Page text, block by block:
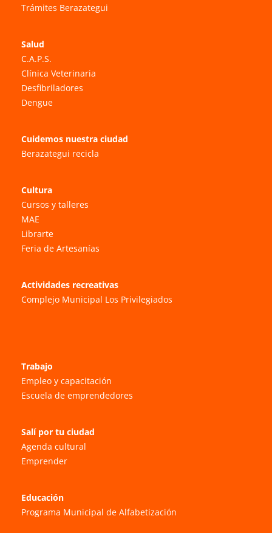
Trámites Berazategui
Salud
C.A.P.S.
Clínica Veterinaria
Desfibriladores
Dengue
Cuidemos nuestra ciudad
Berazategui recicla
Cultura
Cursos y talleres
MAE
Librarte
Feria de Artesanías
Actividades recreativas
Complejo Municipal Los Privilegiados
Trabajo
Empleo y capacitación
Escuela de emprendedores
Salí por tu ciudad
Agenda cultural
Emprender
Educación
Programa Municipal de Alfabetización